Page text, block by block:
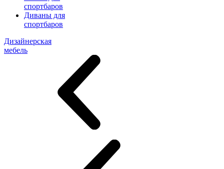
спортбаров
Диваны для
спортбаров
Дизайнерская
мебель